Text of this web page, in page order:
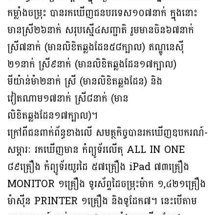
កម្លាំងចម្រុះ បានរកឃើញជនបរទេស១០៧នាក់ ក្នុងនោះ
មានស្រី២៦នាក់ សរុបស្មើ៤សញ្ជាតិ រួមមានចិន៦៧នាក់
ស្រី៧នាក់ (មានលិខិតឆ្លងដែន៥៨ក្បាល) ឥណ្ឌូនេស៊ី
២១នាក់ ស្រី៩នាក់ (មានលិខិតឆ្លងដែន១៧ក្បាល)
មីយ៉ាន់ម៉ា២នាក់ ស្រី (មានលិខិតឆ្លងដែន) និង
វៀតណាម១៧នាក់ ស្រី៨នាក់ (មាន
លិខិតឆ្លងដែន១៧ក្បាល)។
ក្រៅពីជនពាក់ព័ន្ធខាងលើ សមត្ថកិច្ចបានរកឃើញឧបករណ៍-
សម្ភារៈ រកឃើញមាន កំព្យូទ័រលើតុ ALL IN ONE
៨៩គ្រឿង កំព្យូទ័រយួរដៃ ៥៧គ្រឿង iPad ៧៣គ្រឿង
MONITOR ១គ្រឿង ទូរស័ព្ទដៃចម្រុះម៉ាក ១,៤២១គ្រឿង
ម៉ាស៊ីន PRINTER ១គ្រឿង និងទូដែក៧។ នេះបើតាម